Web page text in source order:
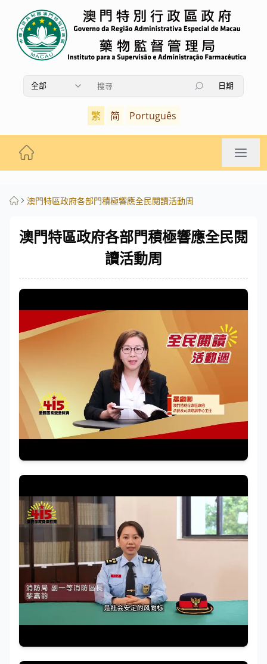
全部
日期
繁 简 Português
澳門特區政府各部門積極響應全民閱讀活動周
澳門特區政府各部門積極響應全民閱
讀活動周